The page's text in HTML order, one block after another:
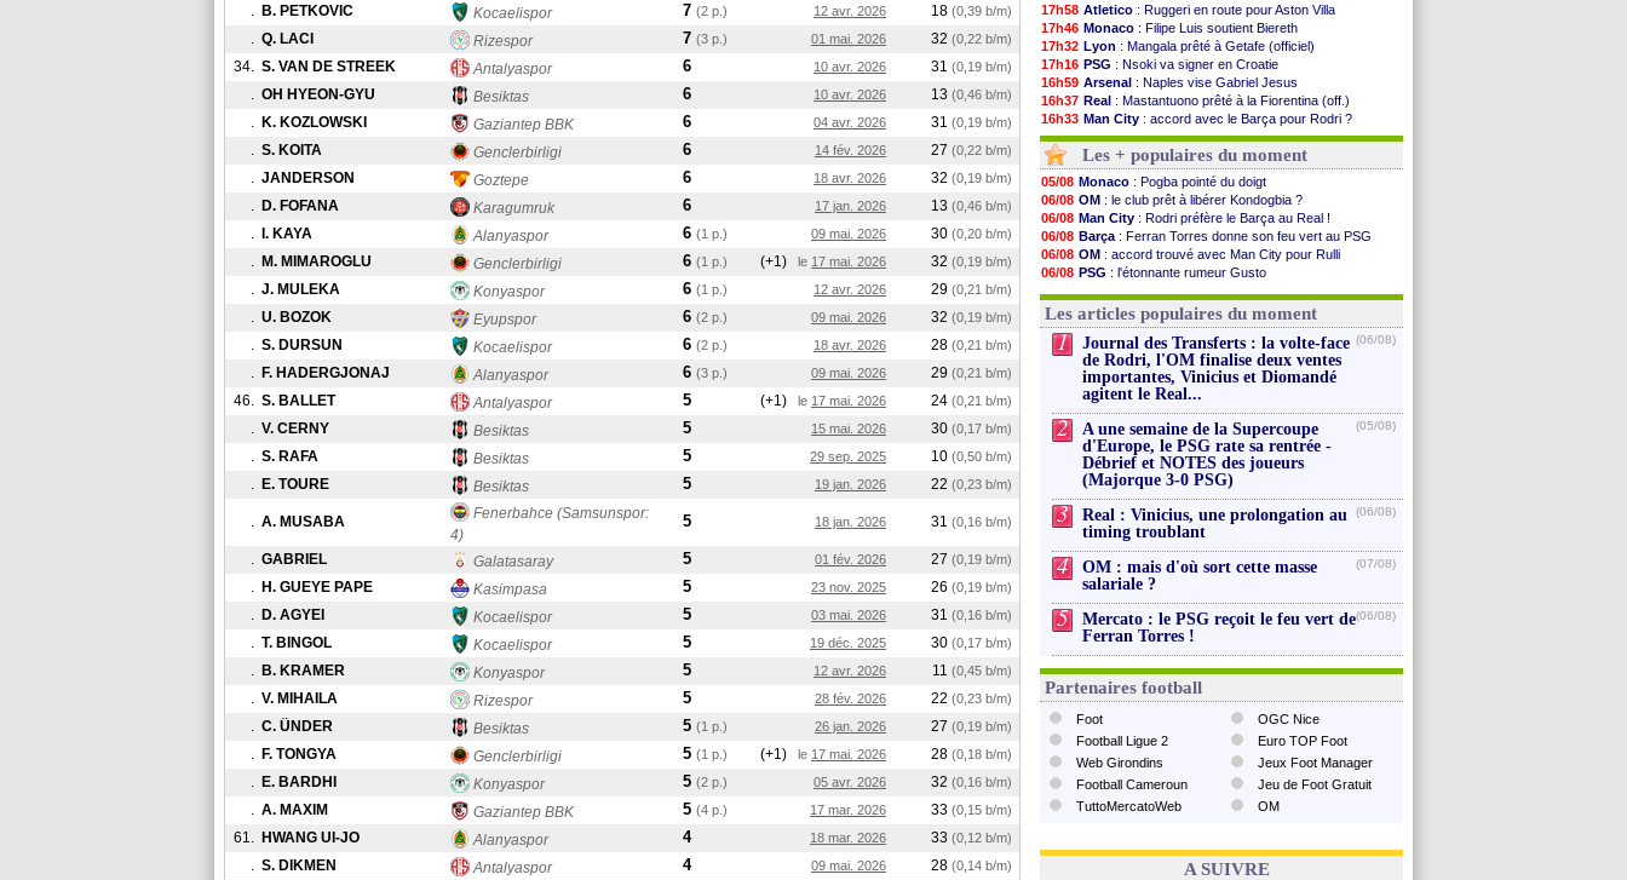
. B. PETKOVIC Kocaelispor 7 (2 p.) 12 avr. 2026 18 (0,39 b/m)
. Q. LACI Rizespor 7 (3 p.) 01 mai. 2026 32 (0,22 b/m)
34. S. VAN DE STREEK Antalyaspor 6 10 avr. 2026 31 (0,19 b/m)
. OH HYEON-GYU Besiktas 6 10 avr. 2026 13 (0,46 b/m)
. K. KOZLOWSKI Gaziantep BBK 6 04 avr. 2026 31 (0,19 b/m)
. S. KOITA Genclerbirligi 6 14 fév. 2026 27 (0,22 b/m)
. JANDERSON Goztepe 6 18 avr. 2026 32 (0,19 b/m)
. D. FOFANA Karagumruk 6 17 jan. 2026 13 (0,46 b/m)
. I. KAYA Alanyaspor 6 (1 p.) 09 mai. 2026 30 (0,20 b/m)
. M. MIMAROGLU Genclerbirligi 6 (1 p.) (+1) le 17 mai. 2026 32 (0,19 b/m)
. J. MULEKA Konyaspor 6 (1 p.) 12 avr. 2026 29 (0,21 b/m)
. U. BOZOK Eyupspor 6 (2 p.) 09 mai. 2026 32 (0,19 b/m)
. S. DURSUN Kocaelispor 6 (2 p.) 18 avr. 2026 28 (0,21 b/m)
. F. HADERGJONAJ Alanyaspor 6 (3 p.) 09 mai. 2026 29 (0,21 b/m)
46. S. BALLET Antalyaspor 5 (+1) le 17 mai. 2026 24 (0,21 b/m)
. V. CERNY Besiktas 5 15 mai. 2026 30 (0,17 b/m)
. S. RAFA Besiktas 5 29 sep. 2025 10 (0,50 b/m)
. E. TOURE Besiktas 5 19 jan. 2026 22 (0,23 b/m)
. A. MUSABA
Fenerbahce (Samsunspor:
4)
5 18 jan. 2026 31 (0,16 b/m)
. GABRIEL Galatasaray 5 01 fév. 2026 27 (0,19 b/m)
. H. GUEYE PAPE Kasimpasa 5 23 nov. 2025 26 (0,19 b/m)
. D. AGYEI Kocaelispor 5 03 mai. 2026 31 (0,16 b/m)
. T. BINGOL Kocaelispor 5 19 déc. 2025 30 (0,17 b/m)
. B. KRAMER Konyaspor 5 12 avr. 2026 11 (0,45 b/m)
. V. MIHAILA Rizespor 5 28 fév. 2026 22 (0,23 b/m)
. C. ÜNDER Besiktas 5 (1 p.) 26 jan. 2026 27 (0,19 b/m)
. F. TONGYA Genclerbirligi 5 (1 p.) (+1) le 17 mai. 2026 28 (0,18 b/m)
. E. BARDHI Konyaspor 5 (2 p.) 05 avr. 2026 32 (0,16 b/m)
. A. MAXIM Gaziantep BBK 5 (4 p.) 17 mar. 2026 33 (0,15 b/m)
61. HWANG UI-JO Alanyaspor 4 18 mar. 2026 33 (0,12 b/m)
. S. DIKMEN Antalyaspor 4 09 mai. 2026 28 (0,14 b/m)
17h58 Atletico : Ruggeri en route pour Aston Villa
17h46 Monaco : Filipe Luis soutient Biereth
17h32 Lyon : Mangala prêté à Getafe (officiel)
17h16 PSG : Nsoki va signer en Croatie
16h59 Arsenal : Naples vise Gabriel Jesus
16h37 Real : Mastantuono prêté à la Fiorentina (off.)
16h33 Man City : accord avec le Barça pour Rodri ?
16h27 Rennes: Haise a prolongé (officiel)
16h22
Palace : Tomiyasu a convaincu (officiel)
16h07 OM: B. Genesio - "ce n'est pas idéal"
15h46
TFC: Sion Oppong signe pour 4 ans (officiel)
15h41
PSG: Liverpool va proposer 115 M€ pour ...
15h20
Norvège : la démission d'Infantino réclamée
14h55
PSG: Mbaye, deux pistes se détachent
14h38
Monaco: Filipe Luis veut remplacer Akliouche
14h19
Grenade: Luca Zidane va changer de club
13h56 Juve: Zhegrova très clair sur son futur
13h35 OM: Aguerd, le plan B de Naples
13h12
Arsenal: Guimarães a signé son contrat
12h48
Nantes: direction Chypre pour Duverne
Monaco: le remplaçant d'Akliouche en ...
Man Utd: Bayindir signe au Celta (officiel)
Voir les brèves précédentes
Les + populaires du moment
05/08 Monaco : Pogba pointé du doigt
06/08 OM : le club prêt à libérer Kondogbia ?
06/08 Man City : Rodri préfère le Barça au Real !
06/08 Barça : Ferran Torres donne son feu vert au PSG
06/08 OM : accord trouvé avec Man City pour Rulli
06/08 PSG : l'étonnante rumeur Gusto
06/08 Ouganda: Owori battu à mort à Kampala
Les articles populaires du moment
1
Journal des Transferts : la volte-face
de Rodri, l'OM finalise deux ventes
importantes, Vinicius et Diomandé
agitent le Real...
(06/08)
2
A une semaine de la Supercoupe
d'Europe, le PSG rate sa rentrée -
Débrief et NOTES des joueurs
(Majorque 3-0 PSG)
(05/08)
3
Real : Vinicius, une prolongation au
timing troublant
(06/08)
4
OM : mais d'où sort cette masse
salariale ?
(07/08)
5
Mercato : le PSG reçoit le feu vert de
Ferran Torres !
(06/08)
Partenaires football
Foot
Football Ligue 2
Web Girondins
Football Cameroun
TuttoMercatoWeb
OGC Nice
Euro TOP Foot
Jeux Foot Manager
Jeu de Foot Gratuit
OM
A SUIVRE